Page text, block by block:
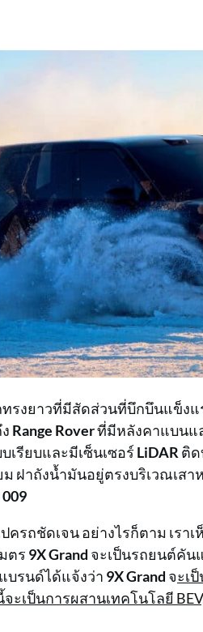
ทรงยาวที่มีสัดส่วนที่บึกบึนแข็ง
Range Roverที่มีหลังคาแบนแ
รียบและมีเซ็นเซอร์ LiDAR ติด
ฝาถังน้ำมันอยู่ตรงบริเวณเส
ครถชัดเจน อย่างไรก็ตาม เร
ตร 9X Grand จะเป็นรถยนต์คัน
บรนด์ได้แจ้งว่า 9X Grand จะเ
เป็นการผสานเทคโนโลยี